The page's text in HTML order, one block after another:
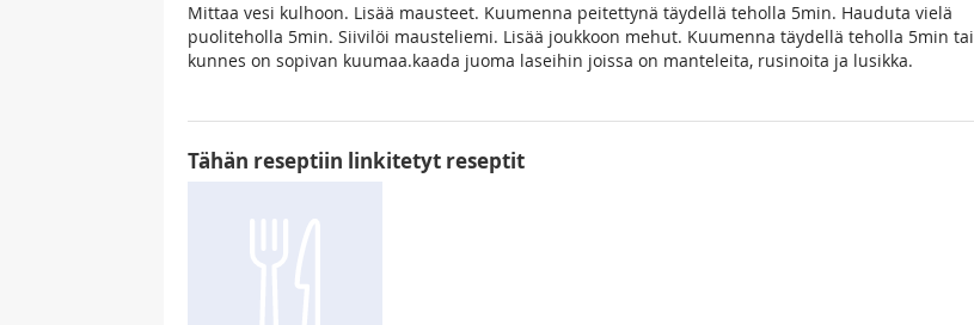
Mittaa vesi kulhoon. Lisää mausteet. Kuumenna peitettynä täydellä teholla 5min. Hauduta vielä
puoliteholla 5min. Siivilöi mausteliemi. Lisää joukkoon mehut. Kuumenna täydellä teholla 5min tai
kunnes on sopivan kuumaa.kaada juoma laseihin joissa on manteleita, rusinoita ja lusikka.
Tähän reseptiin linkitetyt reseptit